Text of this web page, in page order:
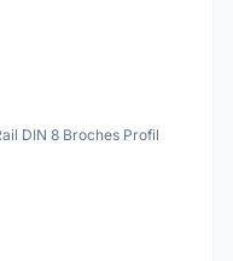
DIN 8 Broches Profil